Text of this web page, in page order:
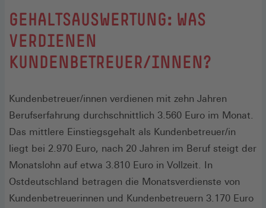
GEHALTSAUSWERTUNG: WAS
VERDIENEN
KUNDENBETREUER/INNEN?
Kundenbetreuer/innen verdienen mit zehn Jahren
Berufserfahrung durchschnittlich 3.560 Euro im Monat.
Das mittlere Einstiegsgehalt als Kundenbetreuer/in
liegt bei 2.970 Euro, nach 20 Jahren im Beruf steigt der
Monatslohn auf etwa 3.810 Euro in Vollzeit. In
Ostdeutschland betragen die Monatsverdienste von
Kundenbetreuerinnen und Kundenbetreuern 3.170 Euro